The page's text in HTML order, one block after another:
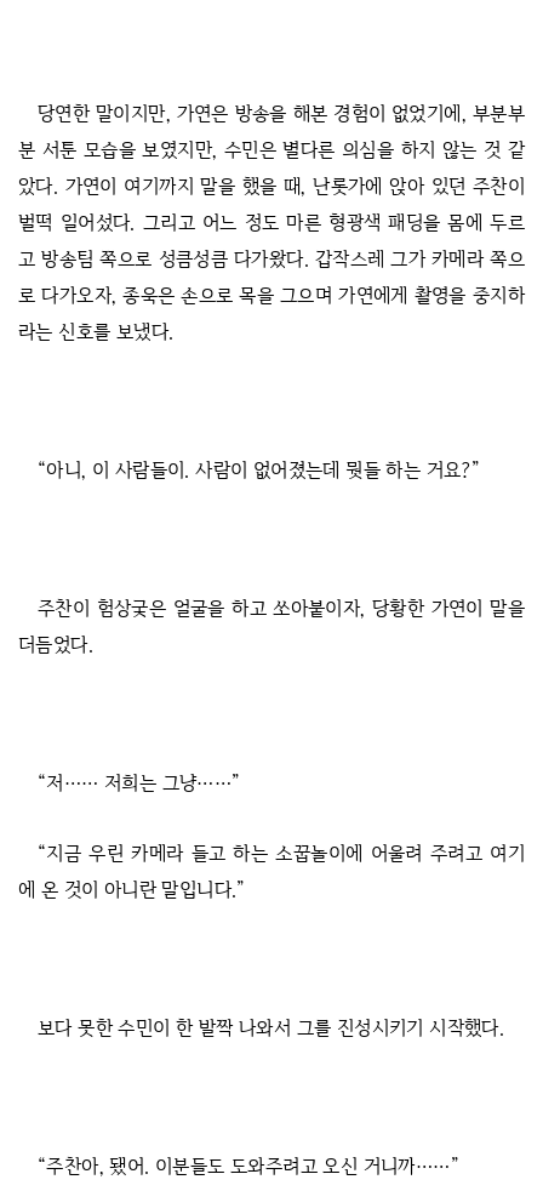
당연한 말이지만, 가연은 방송을 해본 경험이 없었기에, 부분부
분 서툰 모습을 보였지만, 수민은 별다른 의심을 하지 않는 것 같
았다. 가연이 여기까지 말을 했을 때, 난롯가에 앉아 있던 주찬이
벌떡 일어섰다. 그리고 어느 정도 마른 형광색 패딩을 몸에 두르
고 방송팀 쪽으로 성큼성큼 다가왔다. 갑작스레 그가 카메라 쪽으
로 다가오자, 종욱은 손으로 목을 그으며 가연에게 촬영을 중지하
라는 신호를 보냈다.
“아니, 이 사람들이. 사람이 없어졌는데 뭣들 하는 거요?”
주찬이 험상궂은 얼굴을 하고 쏘아붙이자, 당황한 가연이 말을
더듬었다.
“저…… 저희는 그냥……”
“지금 우린 카메라 들고 하는 소꿉놀이에 어울려 주려고 여기
에 온 것이 아니란 말입니다.”
보다 못한 수민이 한 발짝 나와서 그를 진성시키기 시작했다.
“주찬아, 됐어. 이분들도 도와주려고 오신 거니까……”